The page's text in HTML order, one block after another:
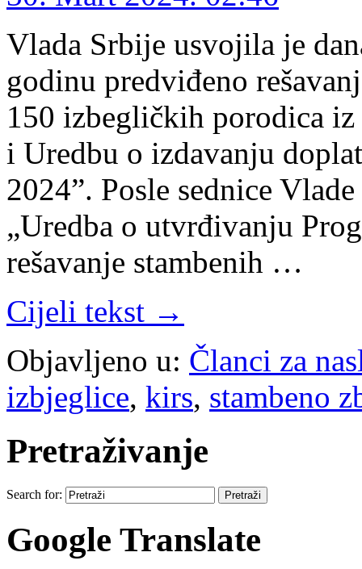
Vlada Srbije usvojila je
godinu predviđeno
150 izbegličkih porodica
i Uredbu o izdavanju
2024”. Posle sednice
„Uredba o utvrđivanju
rešavanje stambenih …
Cijeli tekst →
Objavljeno u: Članci za
izbjeglice, kirs, stambeno
Pretraživanje
Search for:
Google Translate